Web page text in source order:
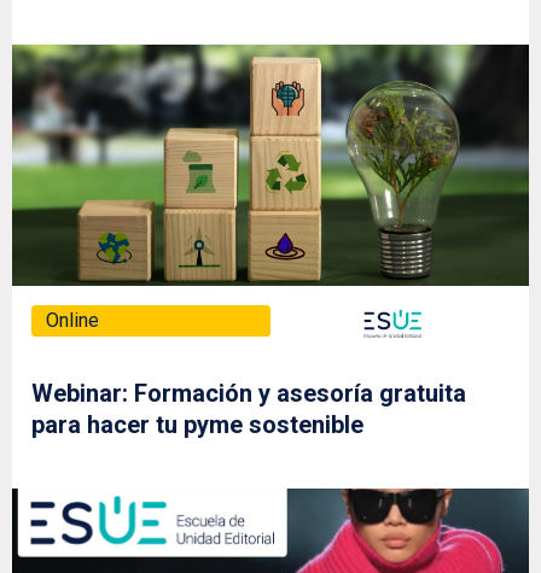
Online
Webinar: Formación y asesoría gratuita
para hacer tu pyme sostenible